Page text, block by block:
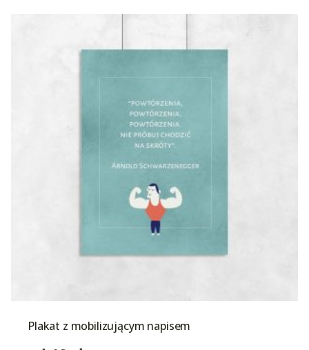
Plakat z mobilizującym napisem